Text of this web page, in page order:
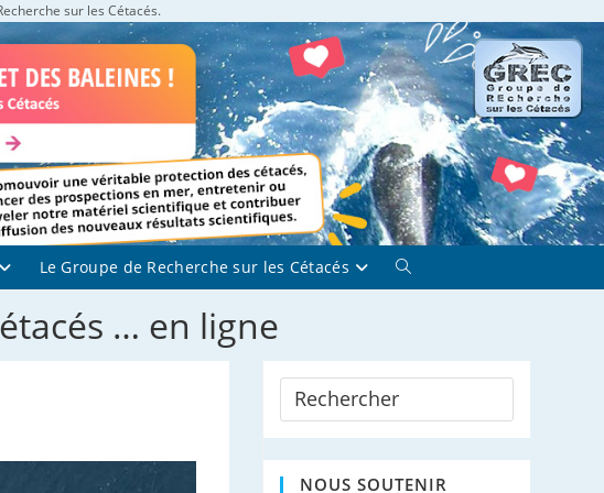
sur les Cétacés.
Le Groupe de Recherche sur les Cétacés Toggle
… en ligne
NOUS SOUTENIR